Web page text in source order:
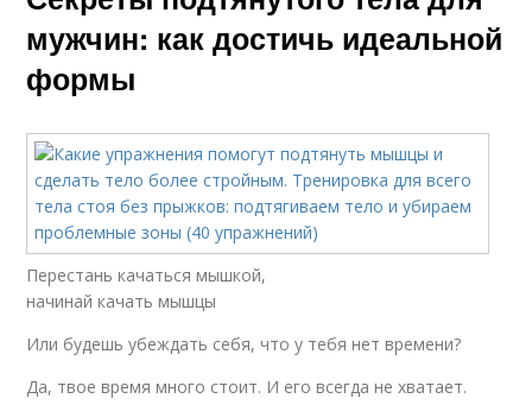
мужчин: как достичь идеальной
формы
Перестань качаться мышкой,
начинай качать мышцы
Или будешь убеждать себя, что у тебя нет времени?
Да, твое время много стоит. И его всегда не хватает.